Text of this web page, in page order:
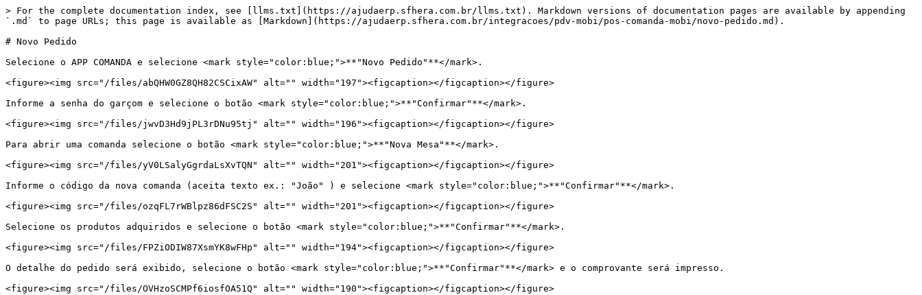
> For the complete documentation index, see [llms.txt](https://ajudaerp.sfhera.com.br/llms.txt). Markdown versions of documentation pages are available by appending
`.md` to page URLs; this page is available as [Markdown](https://ajudaerp.sfhera.com.br/integracoes/pdv-mobi/pos-comanda-mobi/novo-pedido.md).
# Novo Pedido
Selecione o APP COMANDA e selecione <mark style="color:blue;">**"Novo Pedido"**</mark>.
<figure><img src="/files/abQHW0GZ8QH82CSCixAW" alt="" width="197"><figcaption></figcaption></figure>
Informe a senha do garçom e selecione o botão <mark style="color:blue;">**"Confirmar"**</mark>.
<figure><img src="/files/jwvD3Hd9jPL3rDNu95tj" alt="" width="196"><figcaption></figcaption></figure>
Para abrir uma comanda selecione o botão <mark style="color:blue;">**"Nova Mesa"**</mark>.
<figure><img src="/files/yV0LSalyGgrdaLsXvTQN" alt="" width="201"><figcaption></figcaption></figure>
Informe o código da nova comanda (aceita texto ex.: "João" ) e selecione <mark style="color:blue;">**"Confirmar"**</mark>.
<figure><img src="/files/ozqFL7rWBlpz86dFSC2S" alt="" width="201"><figcaption></figcaption></figure>
Selecione os produtos adquiridos e selecione o botão <mark style="color:blue;">**"Confirmar"**</mark>.
<figure><img src="/files/FPZiODIW87XsmYK8wFHp" alt="" width="194"><figcaption></figcaption></figure>
O detalhe do pedido será exibido, selecione o botão <mark style="color:blue;">**"Confirmar"**</mark> e o comprovante será impresso.
<figure><img src="/files/OVHzoSCMPf6iosfOA51Q" alt="" width="190"><figcaption></figcaption></figure>